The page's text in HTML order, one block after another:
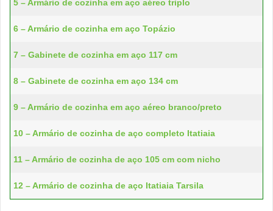
5 – Armário de cozinha em aço aéreo triplo
6 – Armário de cozinha em aço Topázio
7 – Gabinete de cozinha em aço 117 cm
8 – Gabinete de cozinha em aço 134 cm
9 – Armário de cozinha em aço aéreo branco/preto
10 – Armário de cozinha de aço completo Itatiaia
11 – Armário de cozinha de aço 105 cm com nicho
12 – Armário de cozinha de aço Itatiaia Tarsila